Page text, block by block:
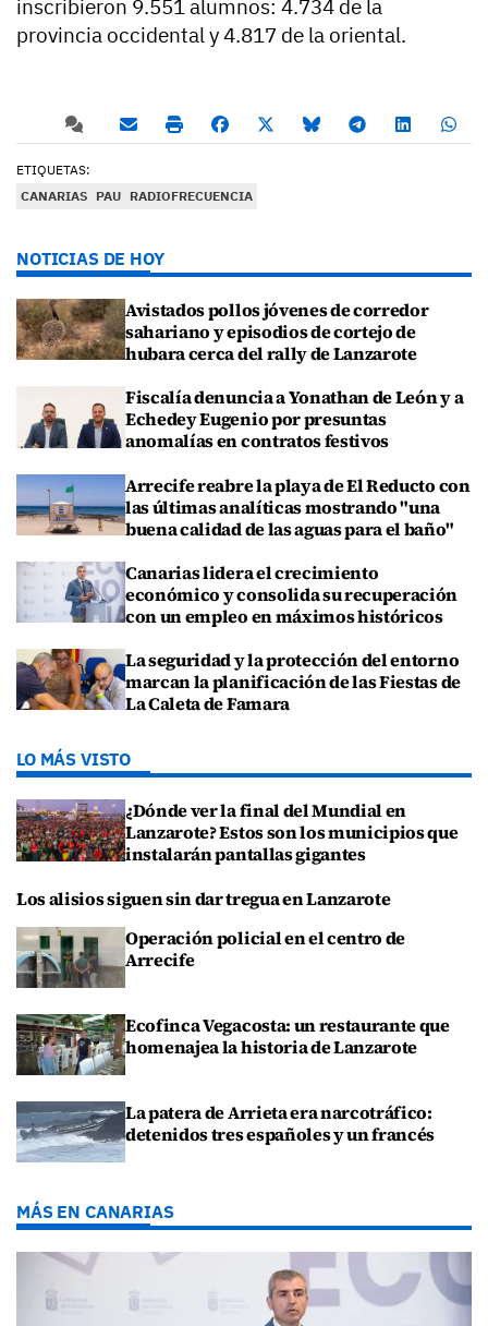
inscribieron 9.551 alumnos: 4.734 de la
provincia occidental y 4.817 de la oriental.
ETIQUETAS:
CANARIAS PAU RADIOFRECUENCIA
NOTICIAS DE HOY
Avistados pollos jóvenes de corredor
sahariano y episodios de cortejo de
hubara cerca del rally de Lanzarote
Fiscalía denuncia a Yonathan de León y a
Echedey Eugenio por presuntas
anomalías en contratos festivos
Arrecife reabre la playa de El Reducto con
las últimas analíticas mostrando "una
buena calidad de las aguas para el baño"
Canarias lidera el crecimiento
económico y consolida su recuperación
con un empleo en máximos históricos
La seguridad y la protección del entorno
marcan la planificación de las Fiestas de
La Caleta de Famara
LO MÁS VISTO
¿Dónde ver la final del Mundial en
Lanzarote? Estos son los municipios que
instalarán pantallas gigantes
Los alisios siguen sin dar tregua en Lanzarote
Operación policial en el centro de
Arrecife
Ecofinca Vegacosta: un restaurante que
homenajea la historia de Lanzarote
La patera de Arrieta era narcotráfico:
detenidos tres españoles y un francés
MÁS EN CANARIAS